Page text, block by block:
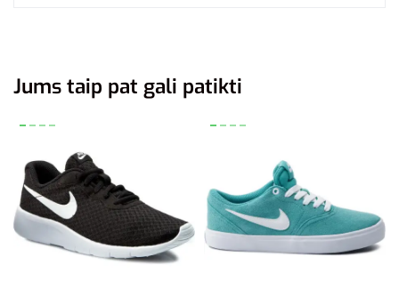
Jums taip pat gali patikti